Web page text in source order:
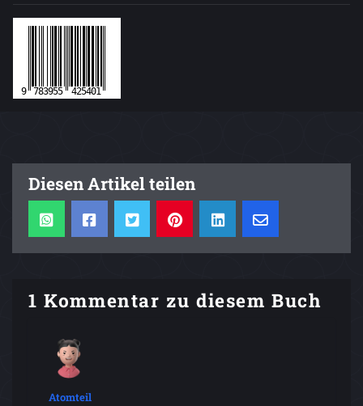
Diesen Artikel teilen
1 Kommentar zu diesem Buch
Atomteil